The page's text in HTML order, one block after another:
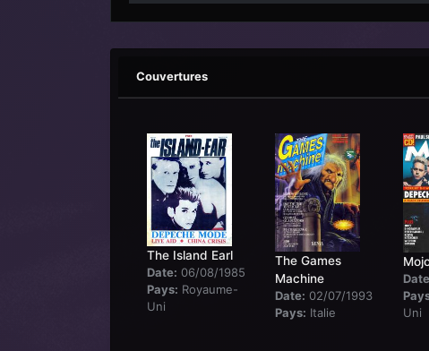
Couvertures
The Island Earl
Date: 06/08/1985
Pays: Royaume-
Uni
The Games
Machine
Date: 02/07/1993
Pays: Italie
Uni